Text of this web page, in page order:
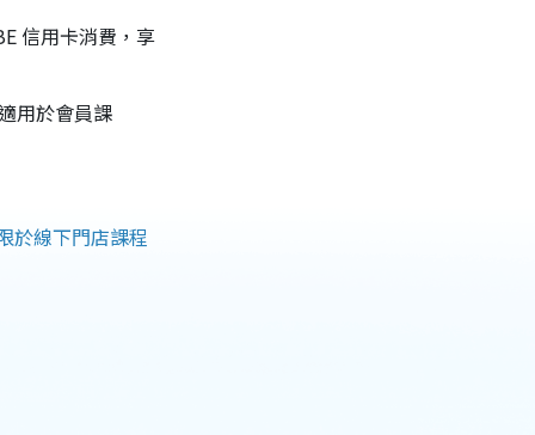
信用卡消費，享
用於會員課
於線下門店課程